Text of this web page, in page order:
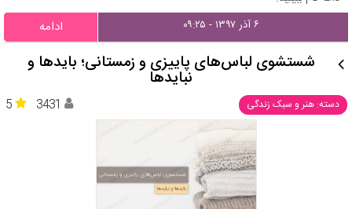
۶ آذر ۱۳۹۷ - ۰۹:۲۵ ادامه
شستشوی لباس‌های پاییزی و زمستانی؛ باید‌ها و
نباید‌ها
دسته: هنر و سبک زندگی 5 3431